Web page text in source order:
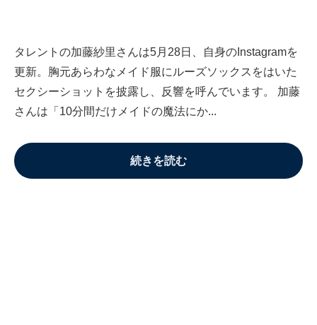
タレントの加藤紗里さんは5月28日、自身のInstagramを
更新。胸元あらわなメイド服にルーズソックスをはいた
セクシーショットを披露し、反響を呼んでいます。 加藤
さんは「10分間だけメイドの魔法にか...
続きを読む